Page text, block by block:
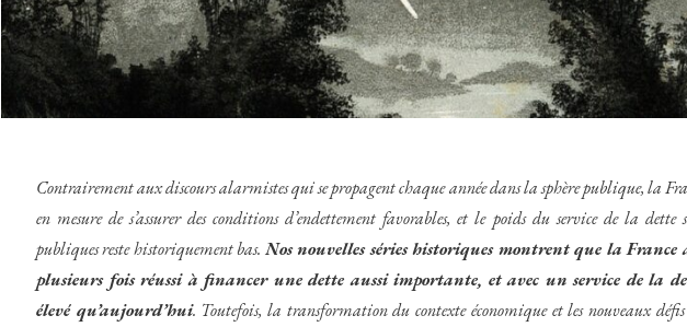
Contrairement aux discours alarmistes qui se propagent chaque année dans la sphère publique, la
en mesure de s’assurer des conditions d’endettement favorables, et le poids du service de la dette
publiques reste historiquement bas. Nos nouvelles séries historiques montrent que la France
plusieurs fois réussi à financer une dette aussi importante, et avec un service de la
élevé qu’aujourd’hui. Toutefois, la transformation du contexte économique et les nouveaux